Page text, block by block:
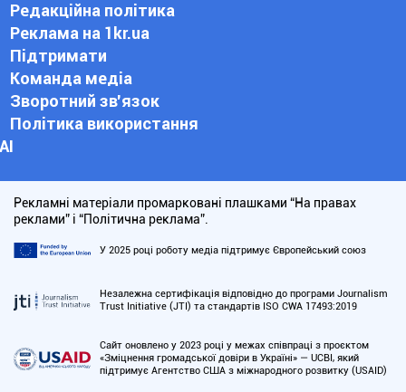
Редакційна політика
Реклама на 1kr.ua
Підтримати
Команда медіа
Зворотний зв'язок
Політика використання
АІ
Рекламні матеріали промарковані плашками “На правах
реклами” і “Політична реклама”.
У 2025 році роботу медіа підтримує Європейський союз
Незалежна сертифікація відповідно до програми Journalism
Trust Initiative (JTI) та стандартів ISO CWA 17493:2019
Сайт оновлено у 2023 році у межах співпраці з проєктом
«Зміцнення громадської довіри в Україні» — UCBI, який
підтримує Агентство США з міжнародного розвитку (USAID)